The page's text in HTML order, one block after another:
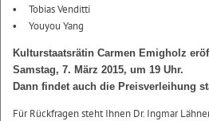
Tobias Venditti
Youyou Yang
Kulturstaatsrätin Carmen Emigholz
Samstag, 7. März 2015, um 19 Uhr.
Dann findet auch die Preisverleihung
Für Rückfragen steht Ihnen Dr. Ingmar